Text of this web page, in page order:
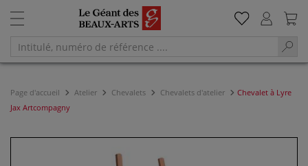
Page d'accueil Atelier Chevalets Chevalets d'atelier
Chevalet à Lyre
Jax Artcompagny